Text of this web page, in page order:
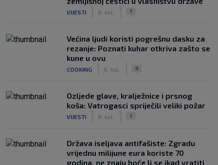
VIJESTI 8. kol. 7
Većina ljudi koristi pogrešnu dasku za
rezanje: Poznati kuhar otkriva zašto se
kune u ovu
COOKING 8. kol. 0
Ozljede glave, kralježnice i prsnog
koša: Vatrogasci spriječili veliki požar
VIJESTI 8. kol. 1
Država iseljava antifašiste: Zgradu
vrijednu milijune eura koriste 70
godina, ne znaju hoće li se ikad vratiti